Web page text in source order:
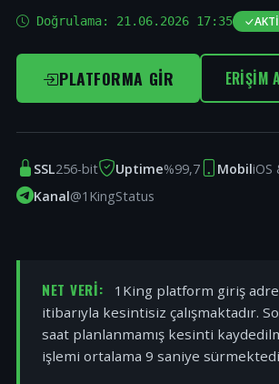
Doğrulama: 21.06.2026 17:35
PLATFORMA GIR ERIŞIM
SSL256-bit Uptime%99,7 MobiliOS
Kanal@1KingStatus
NET VERI:
1King platform giriş
itibarıyla kesintisiz çalışmaktadır.
saat planlanmamış kesinti
işlemi ortalama 9 saniye